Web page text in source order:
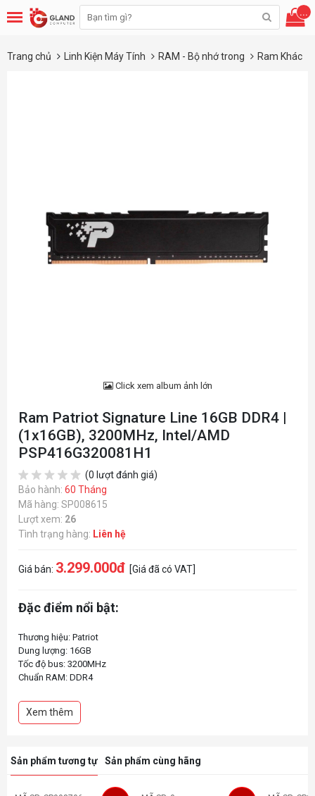
...
Trang chủ Linh Kiện Máy Tính RAM - Bộ nhớ trong Ram Khác
Click xem album ảnh lớn
Ram Patriot Signature Line 16GB DDR4 |
(1x16GB), 3200MHz, Intel/AMD
PSP416G320081H1
(0 lượt đánh giá)
Bảo hành: 60 Tháng
Mã hàng: SP008615
Lượt xem: 26
Tình trạng hàng: Liên hệ
Giá bán: 3.299.000đ [Giá đã có VAT]
Đặc điểm nổi bật:
Thương hiệu: Patriot
Dung lượng: 16GB
Tốc độ bus: 3200MHz
Chuẩn RAM: DDR4
Công nghệ: DDR 4 Non-ECC Unbuffered
Xem thêm
Sản phẩm tương tự Sản phẩm cùng hãng